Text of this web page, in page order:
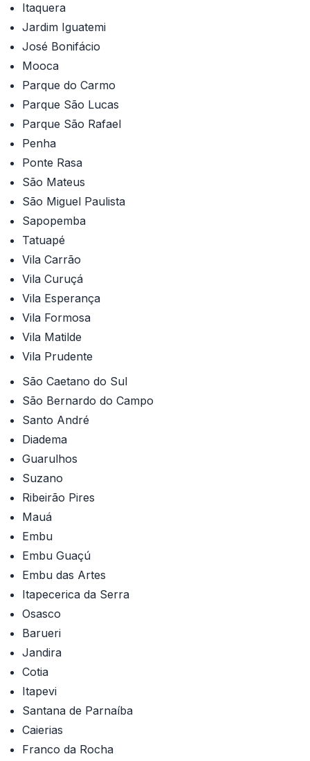
Itaquera
Jardim Iguatemi
José Bonifácio
Mooca
Parque do Carmo
Parque São Lucas
Parque São Rafael
Penha
Ponte Rasa
São Mateus
São Miguel Paulista
Sapopemba
Tatuapé
Vila Carrão
Vila Curuçá
Vila Esperança
Vila Formosa
Vila Matilde
Vila Prudente
São Caetano do Sul
São Bernardo do Campo
Santo André
Diadema
Guarulhos
Suzano
Ribeirão Pires
Mauá
Embu
Embu Guaçú
Embu das Artes
Itapecerica da Serra
Osasco
Barueri
Jandira
Cotia
Itapevi
Santana de Parnaíba
Caierias
Franco da Rocha